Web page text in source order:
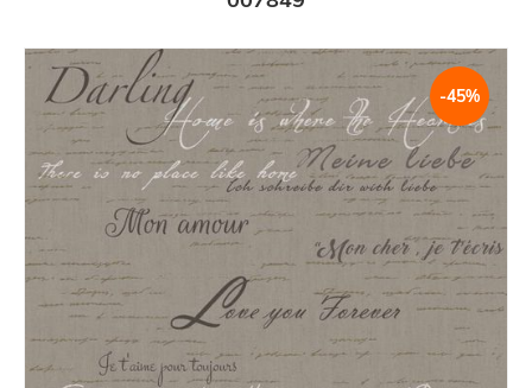
-45%